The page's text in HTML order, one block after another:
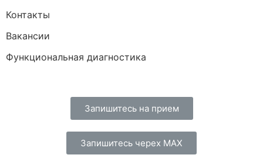
Контакты
Вакансии
Функциональная диагностика
Запишитесь на прием
Запишитесь черех МАХ